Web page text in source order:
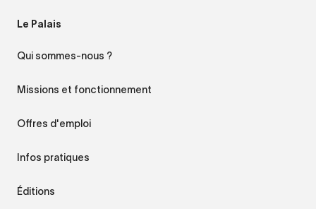
Le Palais
Qui sommes-nous ?
Missions et fonctionnement
Offres d'emploi
Infos pratiques
Éditions